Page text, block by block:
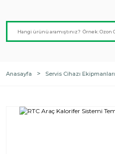
Anasayfa Servis Cihazı Ekipmanları